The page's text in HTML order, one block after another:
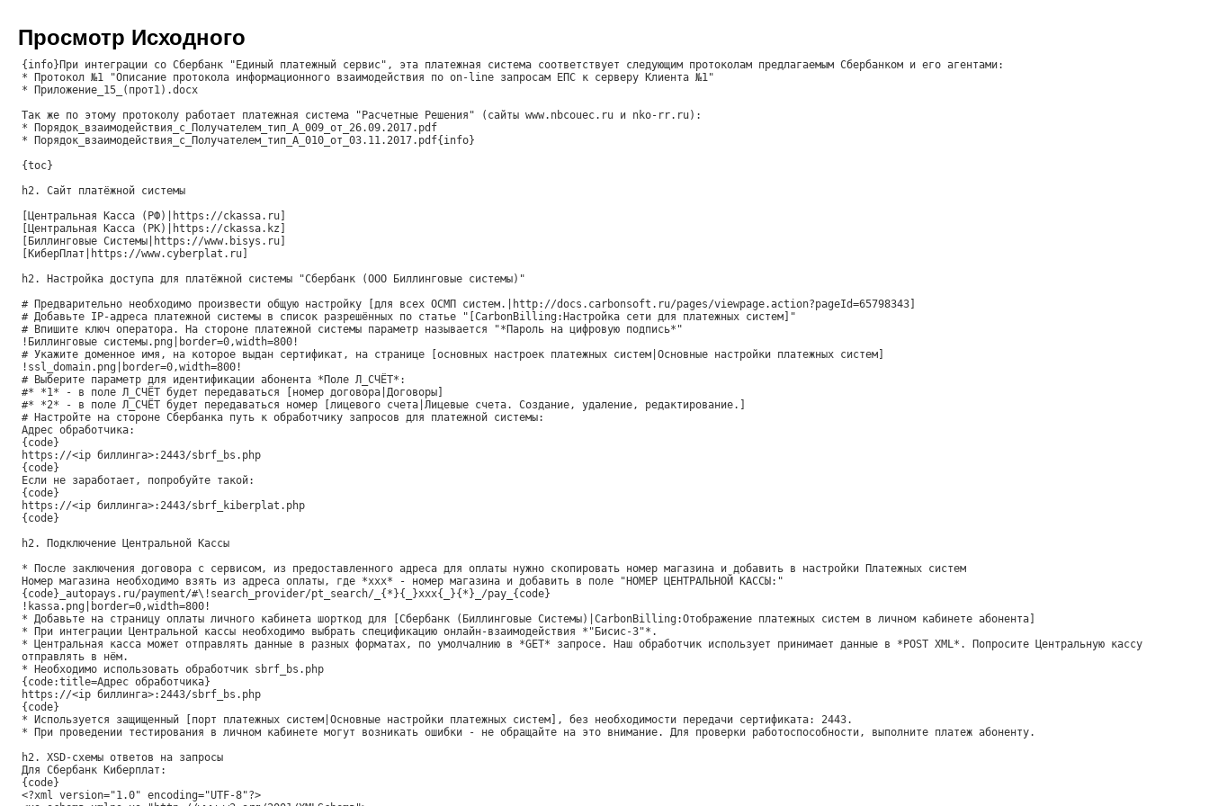
Просмотр Исходного
{info}При интеграции со Сбербанк "Единый платежный сервис", эта платежная система соответствует следующим протоколам предлагаемым Сбербанком и его агентами:
* Протокол №1 "Описание протокола информационного взаимодействия по on-line запросам ЕПС к серверу Клиента №1"
* Приложение_15_(прот1).docx
Так же по этому протоколу работает платежная система "Расчетные Решения" (сайты www.nbcouec.ru и nko-rr.ru):
* Порядок_взаимодействия_с_Получателем_тип_А_009_от_26.09.2017.pdf
* Порядок_взаимодействия_с_Получателем_тип_А_010_от_03.11.2017.pdf{info}
{toc}
h2. Сайт платёжной системы
[Центральная Касса (РФ)|https://ckassa.ru]
[Центральная Касса (РК)|https://ckassa.kz]
[Биллинговые Системы|https://www.bisys.ru]
[КиберПлат|https://www.cyberplat.ru]
h2. Настройка доступа для платёжной системы "Сбербанк (ООО Биллинговые системы)"
# Предварительно необходимо произвести общую настройку [для всех ОСМП систем.|http://docs.carbonsoft.ru/pages/viewpage.action?pageId=65798343]
# Добавьте IP-адреса платежной системы в список разрешённых по статье "[CarbonBilling:Настройка сети для платежных систем]"
# Впишите ключ оператора. На стороне платежной системы параметр называется "*Пароль на цифровую подпись*"
!Биллинговые системы.png|border=0,width=800!
# Укажите доменное имя, на которое выдан сертификат, на странице [основных настроек платежных систем|Основные настройки платежных систем]
!ssl_domain.png|border=0,width=800!
# Выберите параметр для идентификации абонента *Поле Л_СЧЁТ*:
#* *1* - в поле Л_СЧЁТ будет передаваться [номер договора|Договоры]
#* *2* - в поле Л_СЧЁТ будет передаваться номер [лицевого счета|Лицевые счета. Создание, удаление, редактирование.]
# Настройте на стороне Сбербанка путь к обработчику запросов для платежной системы:
Адрес обработчика:
{code}
https://<ip биллинга>:2443/sbrf_bs.php
{code}
Если не заработает, попробуйте такой:
{code}
https://<ip биллинга>:2443/sbrf_kiberplat.php
{code}
h2. Подключение Центральной Кассы
* После заключения договора с сервисом, из предоставленного адреса для оплаты нужно скопировать номер магазина и добавить в настройки Платежных систем
Номер магазина необходимо взять из адреса оплаты, где *xxx* - номер магазина и добавить в поле "НОМЕР ЦЕНТРАЛЬНОЙ КАССЫ:"
{code}_autopays.ru/payment/#\!search_provider/pt_search/_{*}{_}xxx{_}{*}_/pay_{code}
!kassa.png|border=0,width=800!
* Добавьте на страницу оплаты личного кабинета шорткод для [Сбербанк (Биллинговые Системы)|CarbonBilling:Отображение платежных систем в личном кабинете абонента]
* При интеграции Центральной кассы необходимо выбрать спецификацию онлайн-взаимодействия *"Бисис-3"*.
* Центральная касса может отправлять данные в разных форматах, по умолчалнию в *GET* запросе. Наш обработчик использует принимает данные в *POST XML*. Попросите Центральную кассу
отправлять в нём.
* Необходимо использовать обработчик sbrf_bs.php
{code:title=Адрес обработчика}
https://<ip биллинга>:2443/sbrf_bs.php
{code}
* Используется защищенный [порт платежных систем|Основные настройки платежных систем], без необходимости передачи сертификата: 2443.
* При проведении тестирования в личном кабинете могут возникать ошибки - не обращайте на это внимание. Для проверки работоспособности, выполните платеж абоненту.
h2. XSD-схемы ответов на запросы
Для Сбербанк Киберплат:
{code}
<?xml version="1.0" encoding="UTF-8"?>